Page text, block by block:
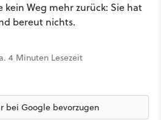
kein Weg mehr zurück: Sie hat
bereut nichts.
4 Minuten Lesezeit
bei Google bevorzugen